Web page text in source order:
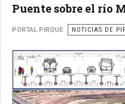
Puente sobre el río
PORTAL PIRQUE NOTICIAS DE